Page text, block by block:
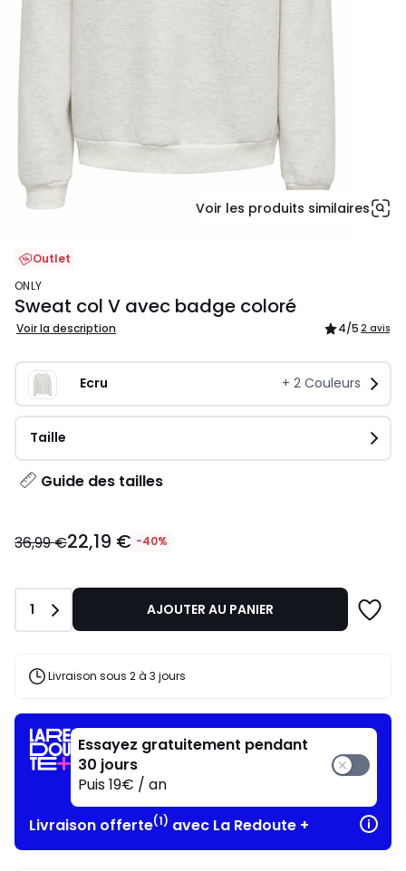
Voir les produits similaires
Outlet
ONLY
Sweat col V avec badge coloré
Voir la description 4/5 2 avis
Ecru + 2 Couleurs
Taille
Guide des tailles
€
36,99
€
de
réduction
36,99 €22,19 € -40%
Quantité
1 AJOUTER AU PANIER
Livraison sous 2 à 3 jours
Essayez gratuitement pendant
30 jours
Puis 19€ / an
Livraison offerte(1) avec La Redoute +